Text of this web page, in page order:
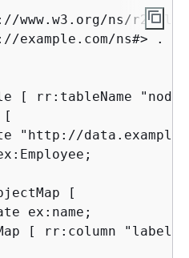
ns/
ns#> .
[ rr:tableName
"http://
[
ex:name;
[ rr:column "label"